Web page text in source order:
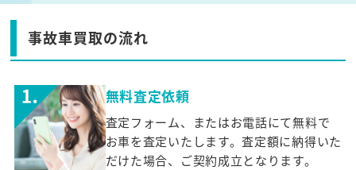
事故車買取の流れ
無料査定依頼
査定フォーム、またはお電話にて無料で
お車を査定いたします。査定額に納得いた
だけた場合、ご契約成立となります。